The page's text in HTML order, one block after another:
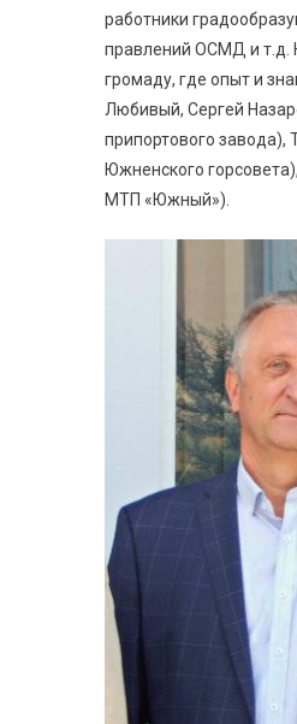
работники
правлений ОСМД и т.д.
громаду, где опыт и
Любивый, Сергей
припортового завода),
Южненского
МТП «Южный»).